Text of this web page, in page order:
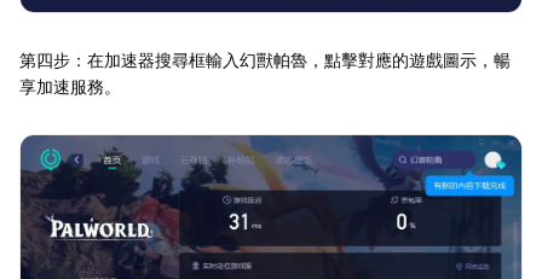
第四步：在加速器搜尋框輸入幻獸帕魯，點擊對應的遊戲圖示，暢
享加速服務。